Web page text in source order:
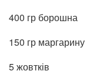
400 гр борошна
150 гр маргарину
5 жовтків